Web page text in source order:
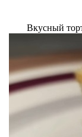
Вкусный